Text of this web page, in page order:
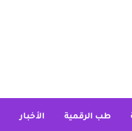
طب الرقمية الأخبار